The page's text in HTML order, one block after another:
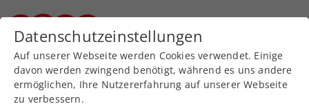
Zurück zur Newsübersicht
Datenschutzeinstellungen
Auf unserer Webseite werden Cookies verwendet. Einige
davon werden zwingend benötigt, während es uns andere
ermöglichen, Ihre Nutzererfahrung auf unserer Webseite
zu verbessern.